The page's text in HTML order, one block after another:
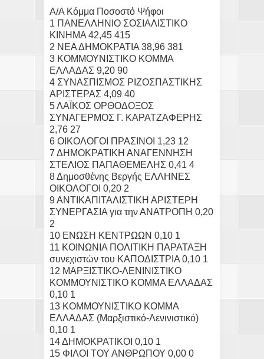
A/A Κόμμα Ποσοστό Ψήφοι
1 ΠΑΝΕΛΛΗΝΙΟ ΣΟΣΙΑΛΙΣΤΙΚΟ
ΚΙΝΗΜΑ 42,45 415
2 ΝΕΑ ΔΗΜΟΚΡΑΤΙΑ 38,96 381
3 ΚΟΜΜΟΥΝΙΣΤΙΚΟ ΚΟΜΜΑ
ΕΛΛΑΔΑΣ 9,20 90
4 ΣΥΝΑΣΠΙΣΜΟΣ ΡΙΖΟΣΠΑΣΤΙΚΗΣ
ΑΡΙΣΤΕΡΑΣ 4,09 40
5 ΛΑΪΚΟΣ ΟΡΘΟΔΟΞΟΣ
ΣΥΝΑΓΕΡΜΟΣ Γ. ΚΑΡΑΤΖΑΦΕΡΗΣ
2,76 27
6 ΟΙΚΟΛΟΓΟΙ ΠΡΑΣΙΝΟΙ 1,23 12
7 ΔΗΜΟΚΡΑΤΙΚΗ ΑΝΑΓΕΝΝΗΣΗ
ΣΤΕΛΙΟΣ ΠΑΠΑΘΕΜΕΛΗΣ 0,41 4
8 Δημοσθένης Βεργής ΕΛΛΗΝΕΣ
ΟΙΚΟΛΟΓΟΙ 0,20 2
9 ΑΝΤΙΚΑΠΙΤΑΛΙΣΤΙΚΗ ΑΡΙΣΤΕΡΗ
ΣΥΝΕΡΓΑΣΙΑ για την ΑΝΑΤΡΟΠΗ 0,20
2
10 ΕΝΩΣΗ ΚΕΝΤΡΩΩΝ 0,10 1
11 ΚΟΙΝΩΝΙΑ ΠΟΛΙΤΙΚΗ ΠΑΡΑΤΑΞΗ
συνεχιστών του ΚΑΠΟΔΙΣΤΡΙΑ 0,10 1
12 ΜΑΡΞΙΣΤΙΚΟ-ΛΕΝΙΝΙΣΤΙΚΟ
ΚΟΜΜΟΥΝΙΣΤΙΚΟ ΚΟΜΜΑ ΕΛΛΑΔΑΣ
0,10 1
13 ΚΟΜΜΟΥΝΙΣΤΙΚΟ ΚΟΜΜΑ
ΕΛΛΑΔΑΣ (Μαρξιστικό-Λενινιστικό)
0,10 1
14 ΔΗΜΟΚΡΑΤΙΚΟΙ 0,10 1
15 ΦΙΛΟΙ ΤΟΥ ΑΝΘΡΩΠΟΥ 0,00 0